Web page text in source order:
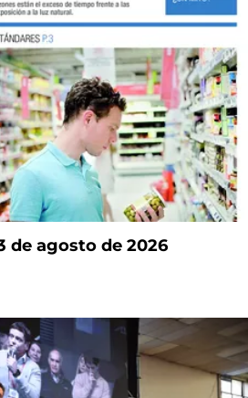
de agosto de 2026